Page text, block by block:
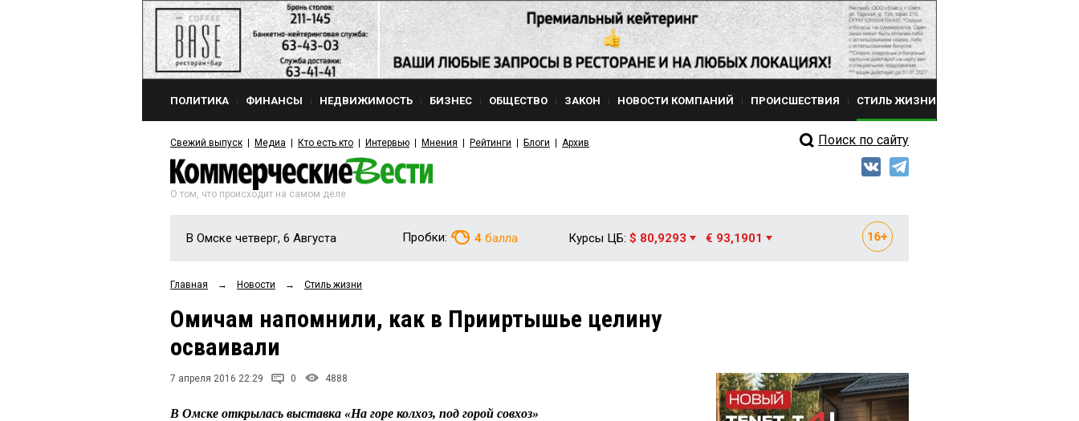
ПОЛИТИКА ФИНАНСЫ НЕДВИЖИМОСТЬ БИЗНЕС ОБЩЕСТВО ЗАКОН НОВОСТИ КОМПАНИЙ ПРОИСШЕСТВИЯ СТИЛЬ ЖИЗНИ
Свежий выпуск Медиа Кто есть кто Интервью Мнения Рейтинги Блоги Архив Поиск по сайту
О том, что происходит на самом деле
В Омске четверг, 6 Августа Пробки: 4 балла Курсы ЦБ: $ 80,9293 € 93,1901
Главная → Новости → Стиль жизни
Омичам напомнили, как в Прииртышье целину
осваивали
7 апреля 2016 22:29 0 4888
В Омске открылась выставка «На горе колхоз, под горой совхоз»